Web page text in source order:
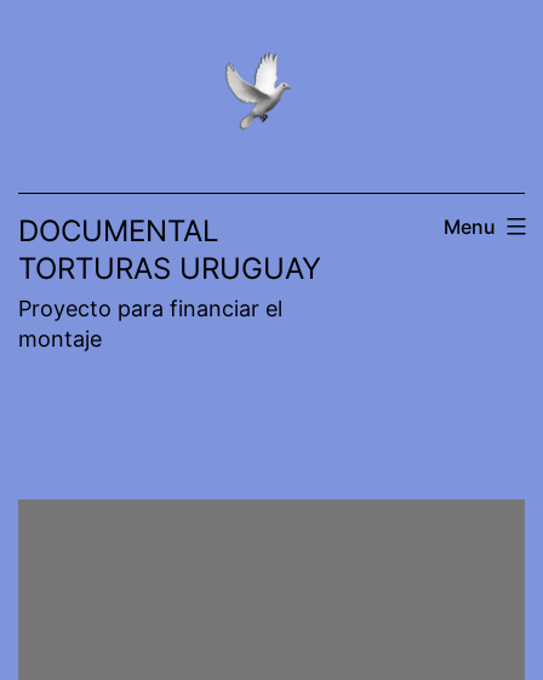
DOCUMENTAL
TORTURAS URUGUAY
Proyecto para financiar el
montaje
Menu